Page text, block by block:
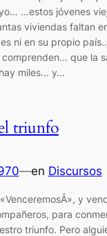
…estos jóvenes
viviendas faltan
ni en su propio
que la
miles… y…
triunfo
—en Discursos
y
para
triunfo. Pero